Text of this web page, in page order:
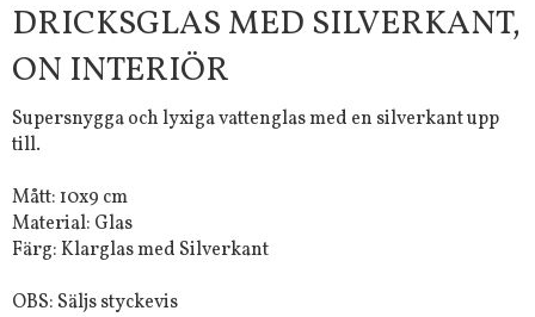
DRICKSGLAS MED SILVERKANT,
ON INTERIÖR
Supersnygga och lyxiga vattenglas med en silverkant upp
till.
Mått: 10x9 cm
Material: Glas
Färg: Klarglas med Silverkant
OBS: Säljs styckevis